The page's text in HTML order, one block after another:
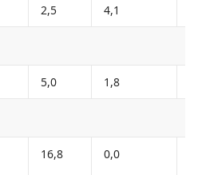
2,5 4,1
5,0 1,8
16,8 0,0